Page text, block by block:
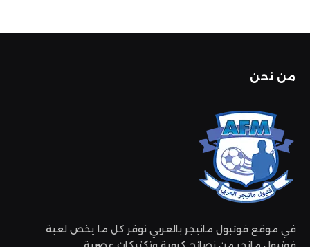
من نحن
في موقع فوتبول مانيجر بالعربي نوفر كل ما يخص لعبة